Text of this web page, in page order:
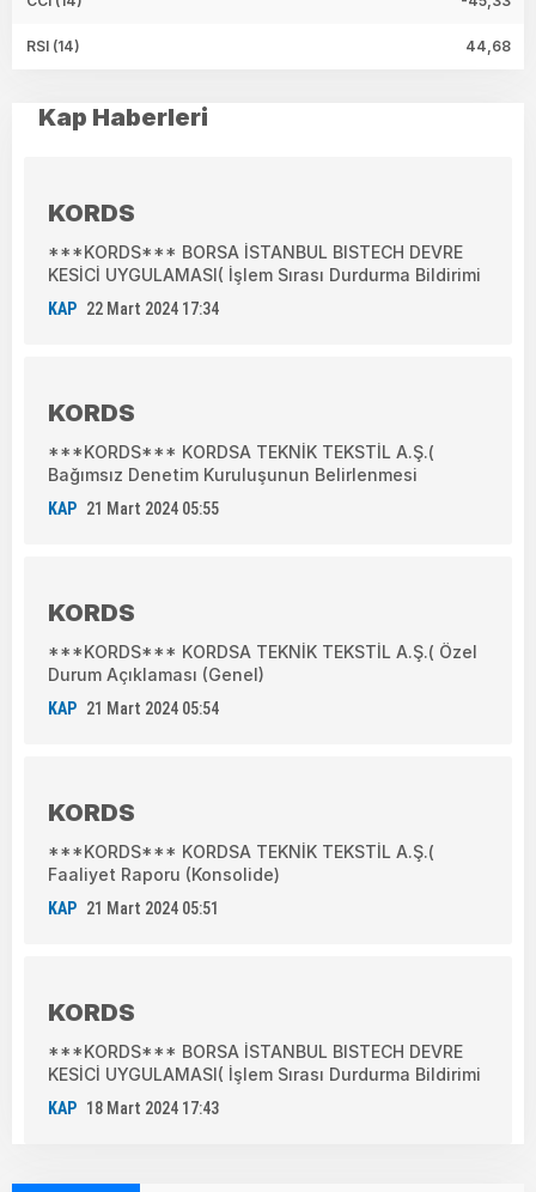
RSI (14) 44,68
Kap Haberleri
KORDS
***KORDS*** BORSA İSTANBUL BISTECH DEVRE
KESİCİ UYGULAMASI( İşlem Sırası Durdurma Bildirimi
KAP 22 Mart 2024 17:34
KORDS
***KORDS*** KORDSA TEKNİK TEKSTİL A.Ş.(
Bağımsız Denetim Kuruluşunun Belirlenmesi
KAP 21 Mart 2024 05:55
KORDS
***KORDS*** KORDSA TEKNİK TEKSTİL A.Ş.( Özel
Durum Açıklaması (Genel)
KAP 21 Mart 2024 05:54
KORDS
***KORDS*** KORDSA TEKNİK TEKSTİL A.Ş.(
Faaliyet Raporu (Konsolide)
KAP 21 Mart 2024 05:51
KORDS
***KORDS*** BORSA İSTANBUL BISTECH DEVRE
KESİCİ UYGULAMASI( İşlem Sırası Durdurma Bildirimi
KAP 18 Mart 2024 17:43